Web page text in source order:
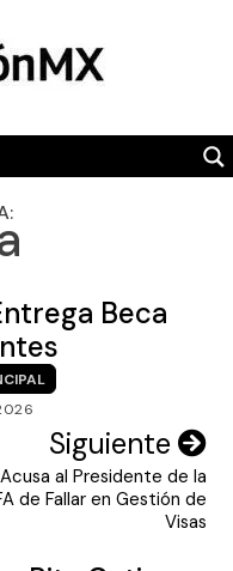
Beca
Siguiente
al Presidente de la
de Fallar en Gestión de
Visas